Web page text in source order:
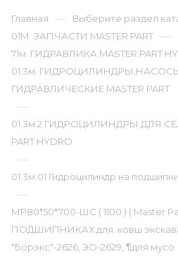
Главная — Выберите раздел
01М. ЗАПЧАСТИ MASTER PART —
71м. ГИДРАВЛИКА MASTER PART
01.3м.
ГИДРАВЛИЧЕСКИЕ MASTER PART
—
01.3м.2 ГИДРОЦИЛИНДРЫ ДЛЯ
PART HYDRO
—
01.3м.01 Гидроцилиндр на
—
МР80*50*700-ШС ( 1100 ) ( Master
ПОДШИПНИКАХ для: ковш
"Борэкс"-2626, ЭО-2629, ¶для мусо